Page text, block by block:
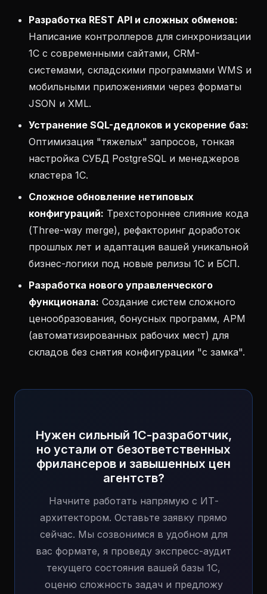
Разработка REST API и сложных обменов:
Написание контроллеров для синхронизации
1С с современными сайтами, CRM-
системами, складскими программами WMS и
мобильными приложениями через форматы
JSON и XML.
Устранение SQL-дедлоков и ускорение баз:
Оптимизация "тяжелых" запросов, тонкая
настройка СУБД PostgreSQL и менеджеров
кластера 1С.
Сложное обновление нетиповых
конфигураций: Трехстороннее слияние кода
(Three-way merge), рефакторинг доработок
прошлых лет и адаптация вашей уникальной
бизнес-логики под новые релизы 1С и БСП.
Разработка нового управленческого
функционала: Создание систем сложного
ценообразования, бонусных программ, АРМ
(автоматизированных рабочих мест) для
складов без снятия конфигурации "с замка".
Нужен сильный 1С-разработчик,
но устали от безответственных
фрилансеров и завышенных цен
агентств?
Начните работать напрямую с ИТ-
архитектором. Оставьте заявку прямо
сейчас. Мы созвонимся в удобном для
вас формате, я проведу экспресс-аудит
текущего состояния вашей базы 1С,
оценю сложность задач и предложу